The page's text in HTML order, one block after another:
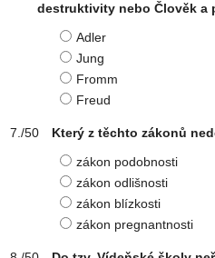
destruktivity nebo Člověk a
Adler
Jung
Fromm
Freud
Který z těchto zákonů
zákon podobnosti
zákon odlišnosti
zákon blízkosti
zákon pregnantnosti